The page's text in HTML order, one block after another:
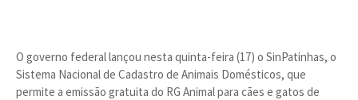
O governo federal lançou nesta quinta-feira (17) o SinPatinhas, o
Sistema Nacional de Cadastro de Animais Domésticos, que
permite a emissão gratuita do RG Animal para cães e gatos de